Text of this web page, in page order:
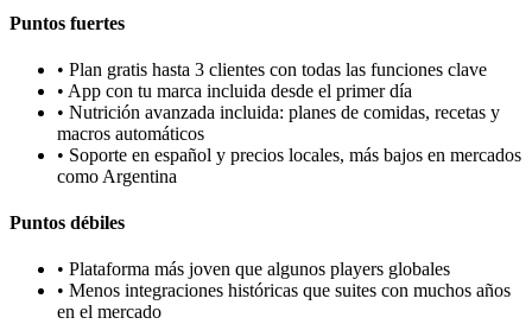
Puntos fuertes
• Plan gratis hasta 3 clientes con todas las funciones clave
• App con tu marca incluida desde el primer día
• Nutrición avanzada incluida: planes de comidas, recetas y
macros automáticos
• Soporte en español y precios locales, más bajos en mercados
como Argentina
Puntos débiles
• Plataforma más joven que algunos players globales
• Menos integraciones históricas que suites con muchos años
en el mercado